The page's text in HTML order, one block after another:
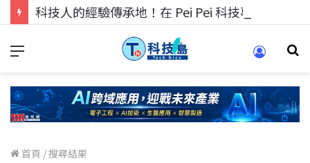
首頁 /搜尋結果